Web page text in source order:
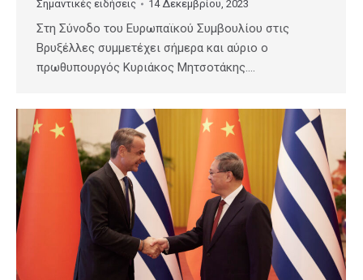
Σημαντικές ειδήσεις 14 Δεκεμβρίου, 2023
Στη Σύνοδο του Ευρωπαϊκού Συμβουλίου στις
Βρυξέλλες συμμετέχει σήμερα και αύριο ο
πρωθυπουργός Κυριάκος Μητσοτάκης.…